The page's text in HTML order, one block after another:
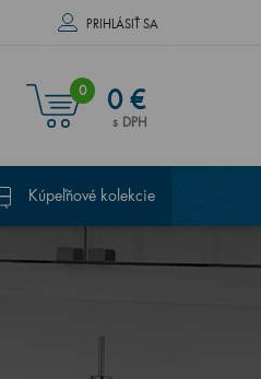
PRIHLÁSIŤ SA
0 0 €
s DPH
Kúpeľňové kolekcie